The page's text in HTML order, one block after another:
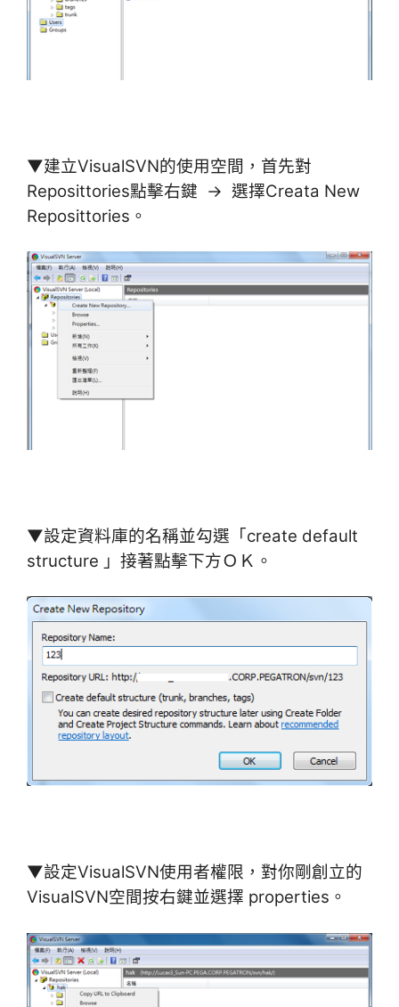
▼建立VisualSVN的使用空間，首先對
Reposittories點擊右鍵 → 選擇Creata New
Reposittories。
▼設定資料庫的名稱並勾選「create default
structure 」接著點擊下方ＯＫ。
▼設定VisualSVN使用者權限，對你剛創立的
VisualSVN空間按右鍵並選擇 properties。